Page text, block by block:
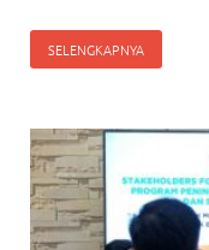
SELENGKAPNYA